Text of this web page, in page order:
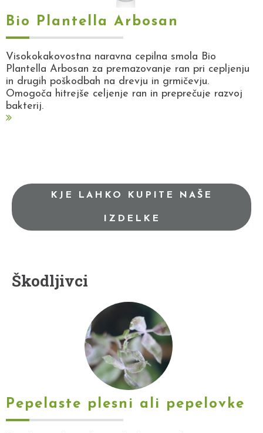
Bio Plantella Arbosan
Visokokakovostna naravna cepilna smola Bio
Plantella Arbosan za premazovanje ran pri cepljenju
in drugih poškodbah na drevju in grmičevju.
Omogoča hitrejše celjenje ran in preprečuje razvoj
bakterij.
KJE LAHKO KUPITE NAŠE
IZDELKE
Škodljivci
Pepelaste plesni ali pepelovke